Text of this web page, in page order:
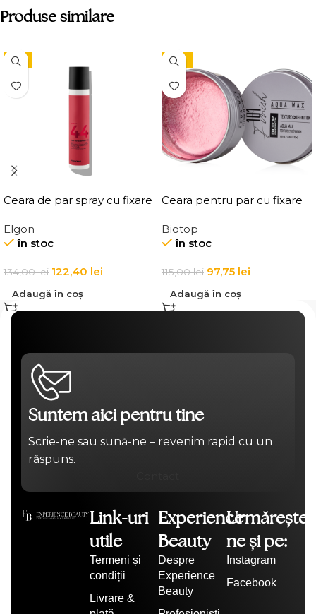
Produse similare
-9%
Ceara de par spray cu fixare
Hold Spray Wax
Elgon
în stoc
134,00lei 122,40 lei
Adaugă în coș
-15%
Ceara pentru par cu fixare
Texture Definition
Biotop
în stoc
115,00lei 97,75 lei
Adaugă în coș
Suntem aici pentru tine
Scrie-ne sau sună-ne – revenim rapid cu un
răspuns.
Link-uri
utile
Termeni și
condiții
Livrare &
Experience
Beauty
Despre
Experience
Beauty
Urmărește-
ne și pe:
Instagram
Facebook